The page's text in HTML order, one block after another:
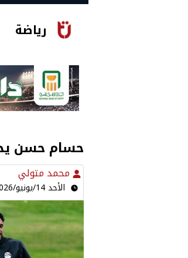
رياضة
حسام حسن
محمد متولي
الأحد 14/يونيو/2026 - 04:02 ص